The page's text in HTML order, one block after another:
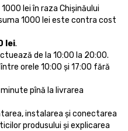
lei în raza Chișinăului
1000 lei este contra cost
lei.
de la 10:00 la 20:00.
orele 10:00 și 17:00 fără
pînă la livrarea
instalarea și conectarea
produsului și explicarea